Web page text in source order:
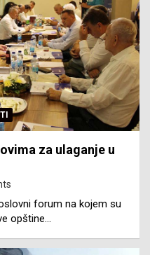
za ulaganje u
forum na kojem su
opštine…